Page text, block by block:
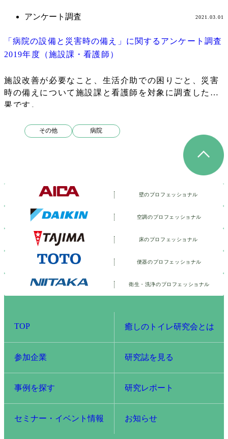
「病院の設備と災害時の備え」に関するアンケート調査
2019年度（施設課・看護師）
アンケート調査 2021.03.01
施設改善が必要なこと、生活介助での困りごと、災害
時の備えについて施設課と看護師を対象に調査した結
果です。
その他 病院
壁のプロフェッショナル
空調のプロフェッショナル
床のプロフェッショナル
便器のプロフェッショナル
衛生・洗浄のプロフェッショナル
TOP 癒しのトイレ研究会とは
参加企業 研究誌を見る
事例を探す 研究レポート
セミナー・イベント情報 お知らせ